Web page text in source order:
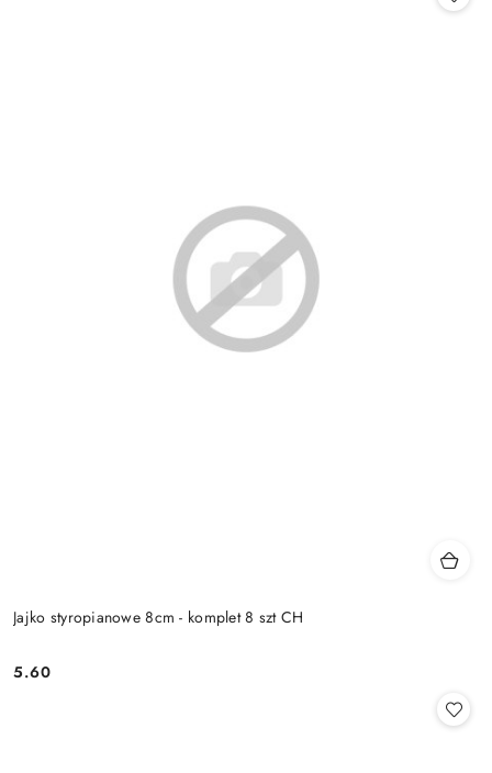
Jajko styropianowe 8cm - komplet 8 szt CH
Cena:
5.60